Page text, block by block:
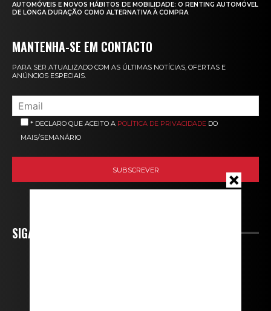
AUTOMÓVEIS E NOVOS HÁBITOS DE MOBILIDADE: O RENTING AUTOMÓVEL
DE LONGA DURAÇÃO COMO ALTERNATIVA À COMPRA
MANTENHA-SE EM CONTACTO
PARA SER ATUALIZADO COM AS ÚLTIMAS NOTÍCIAS, OFERTAS E
ANÚNCIOS ESPECIAIS.
* DECLARO QUE ACEITO A POLÍTICA DE PRIVACIDADE DO
MAIS/SEMANÁRIO
SIGA-NOS